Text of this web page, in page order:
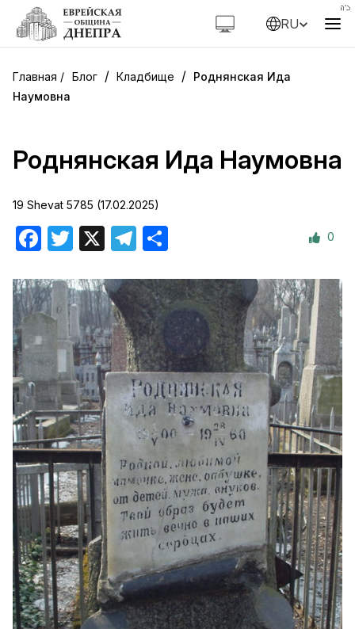
RU
Блог / Кладбище / Роднянская Ида
Наумовна
Роднянская Ида Наумовна
19 Shevat 5785 (17.02.2025)
Facebook
Twitter Telegram 0